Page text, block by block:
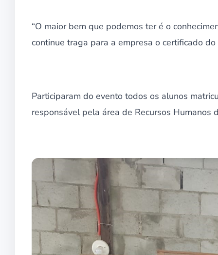
“O maior bem que podemos ter é o
continue traga para a empresa o certificado do
Participaram do evento todos os alunos
responsável pela área de Recursos Humanos